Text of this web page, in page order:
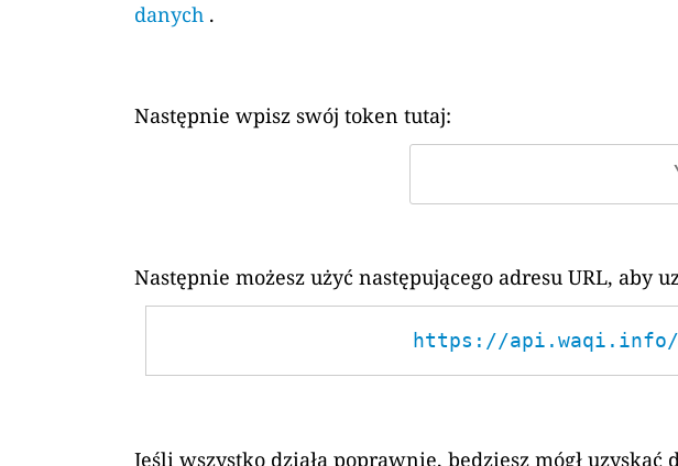
danych .
Następnie wpisz swój token tutaj:
Następnie możesz użyć następującego adresu URL, aby
https://api.waqi.info/
Jeśli wszystko działa poprawnie, będziesz mógł